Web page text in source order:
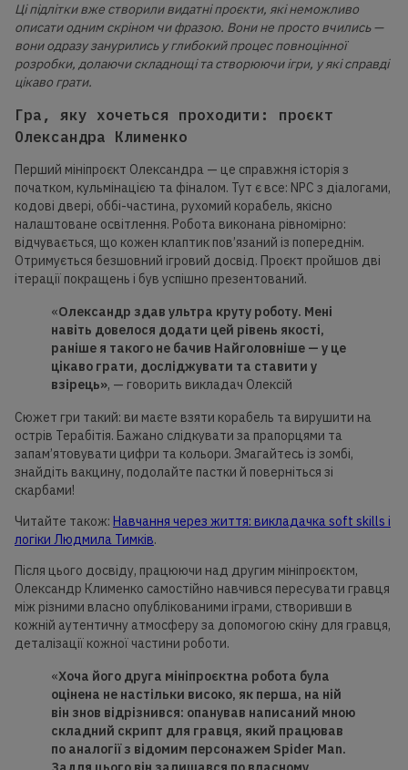
Ці підлітки вже створили видатні проєкти, які неможливо
описати одним скріном чи фразою. Вони не просто вчились —
вони одразу занурились у глибокий процес повноцінної
розробки, долаючи складнощі та створюючи ігри, у які справді
цікаво грати.
Гра, яку хочеться проходити: проєкт
Олександра Клименко
Перший мініпроєкт Олександра — це справжня історія з
початком, кульмінацією та фіналом. Тут є все: NPC з діалогами,
кодові двері, оббі-частина, рухомий корабель, якісно
налаштоване освітлення. Робота виконана рівномірно:
відчувається, що кожен клаптик пов’язаний із попереднім.
Отримується безшовний ігровий досвід. Проєкт пройшов дві
ітерації покращень і був успішно презентований.
«Олександр здав ультра круту роботу. Мені
навіть довелося додати цей рівень якості,
раніше я такого не бачив Найголовніше — у це
цікаво грати, досліджувати та ставити у
взірець», — говорить викладач Олексій
Сюжет гри такий: ви маєте взяти корабель та вирушити на
острів Терабітія. Бажано слідкувати за прапорцями та
запам’ятовувати цифри та кольори. Змагайтесь із зомбі,
знайдіть вакцину, подолайте пастки й поверніться зі
скарбами!
Читайте також: Навчання через життя: викладачка soft skills і
логіки Людмила Тимків.
Після цього досвіду, працюючи над другим мініпроєктом,
Олександр Клименко самостійно навчився пересувати гравця
між різними власно опублікованими іграми, створивши в
кожній аутентичну атмосферу за допомогою скіну для гравця,
деталізації кожної частини роботи.
«Хоча його друга мініпроєктна робота була
оцінена не настільки високо, як перша, на ній
він знов відрізнився: опанував написаний мною
складний скрипт для гравця, який працював
по аналогії з відомим персонажем Spider Man.